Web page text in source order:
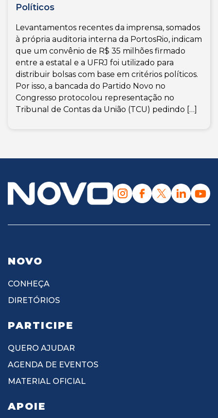
Políticos
Levantamentos recentes da imprensa, somados
à própria auditoria interna da PortosRio, indicam
que um convênio de R$ 35 milhões firmado
entre a estatal e a UFRJ foi utilizado para
distribuir bolsas com base em critérios políticos.
Por isso, a bancada do Partido Novo no
Congresso protocolou representação no
Tribunal de Contas da União (TCU) pedindo […]
NOVO
CONHEÇA
DIRETÓRIOS
PARTICIPE
QUERO AJUDAR
AGENDA DE EVENTOS
MATERIAL OFICIAL
APOIE